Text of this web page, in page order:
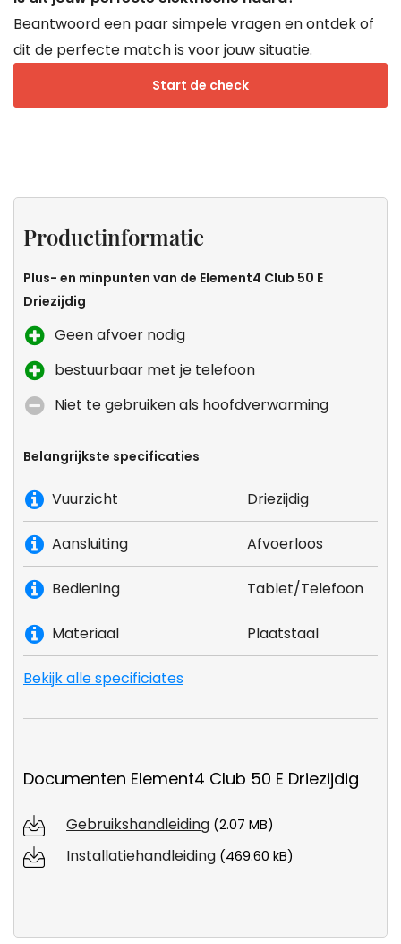
Beantwoord een paar simpele vragen en ontdek of
dit de perfecte match is voor jouw situatie.
Start de check
de
Productinformatie
Plus- en minpunten van de Element4 Club 50 E
Driezijdig
Geen afvoer nodig
bestuurbaar met je telefoon
Niet te gebruiken als hoofdverwarming
Belangrijkste specificaties
Vuurzicht Driezijdig
Aansluiting Afvoerloos
Bediening Tablet/Telefoon
Materiaal Plaatstaal
Bekijk alle specificiates
Documenten Element4 Club 50 E Driezijdig
Gebruikshandleiding (2.07 MB)
Installatiehandleiding (469.60 kB)